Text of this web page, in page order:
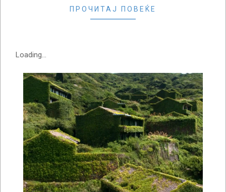
ПРОЧИТАЈ ПОВЕЌЕ
Loading...